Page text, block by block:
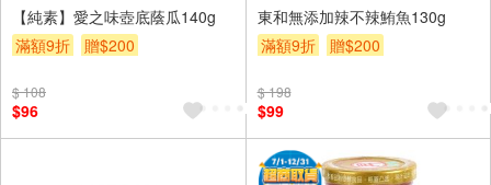
【純素】愛之味壺底蔭瓜140g
滿額9折
贈$200
$ 108
$96
東和無添加辣不辣鮪魚130g
滿額9折
贈$200
$ 198
$99